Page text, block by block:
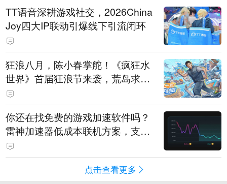
TT语音深耕游戏社交，2026China
Joy四大IP联动引爆线下引流闭环
狂浪八月，陈小春掌舵！《疯狂水
世界》首届狂浪节来袭，荒岛求生
直播即将开启
你还在找免费的游戏加速软件吗？
雷神加速器低成本联机方案，支持
免费试用
点击查看更多